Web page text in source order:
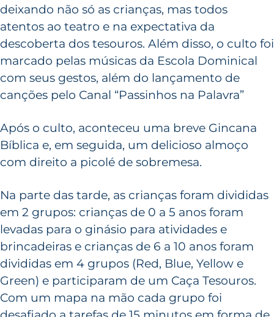
deixando não só as crianças, mas todos
atentos ao teatro e na expectativa da
descoberta dos tesouros. Além disso, o culto foi
marcado pelas músicas da Escola Dominical
com seus gestos, além do lançamento de
canções pelo Canal “Passinhos na Palavra”
Após o culto, aconteceu uma breve Gincana
Bíblica e, em seguida, um delicioso almoço
com direito a picolé de sobremesa.
Na parte das tarde, as crianças foram divididas
em 2 grupos: crianças de 0 a 5 anos foram
levadas para o ginásio para atividades e
brincadeiras e crianças de 6 a 10 anos foram
divididas em 4 grupos (Red, Blue, Yellow e
Green) e participaram de um Caça Tesouros.
Com um mapa na mão cada grupo foi